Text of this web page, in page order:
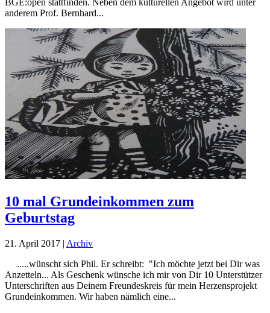
BGE:open stattfinden. Neben dem kulturellen Angebot wird unter
anderem Prof. Bernhard...
10 mal Grundeinkommen zum
Geburtstag
21. April 2017 | Archiv
.....wünscht sich Phil. Er schreibt: "Ich möchte jetzt bei Dir was
Anzetteln... Als Geschenk wünsche ich mir von Dir 10 Unterstützer
Unterschriften aus Deinem Freundeskreis für mein Herzensprojekt
Grundeinkommen. Wir haben nämlich eine...